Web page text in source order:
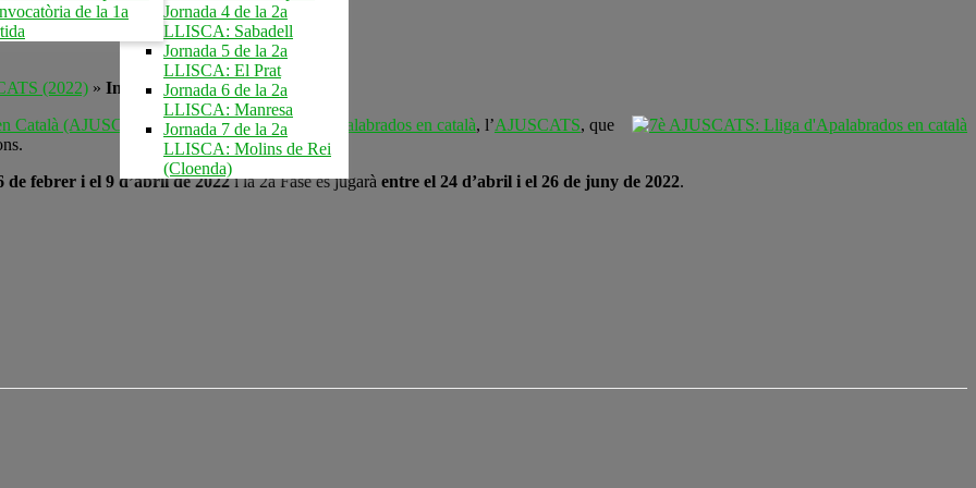
Jornada 4 de la 2a
LLISCA: Sabadell
Jornada 5 de la 2a
LLISCA: El Prat
Jornada 6 de la 2a
LLISCA: Manresa
Jornada 7 de la 2a
LLISCA: Molins de Rei
(Cloenda)
de la 1a
(2022) » Inscripció al 7è AJUSCATS
Català (AJUSC) organitzem la nostra lliga d’ Apalabrados en català, l’AJUSCATS, que
de febrer i el 9 d’abril de 2022i la 2a Fase es jugarà entre el 24 d’abril i el 26 de juny de 2022.